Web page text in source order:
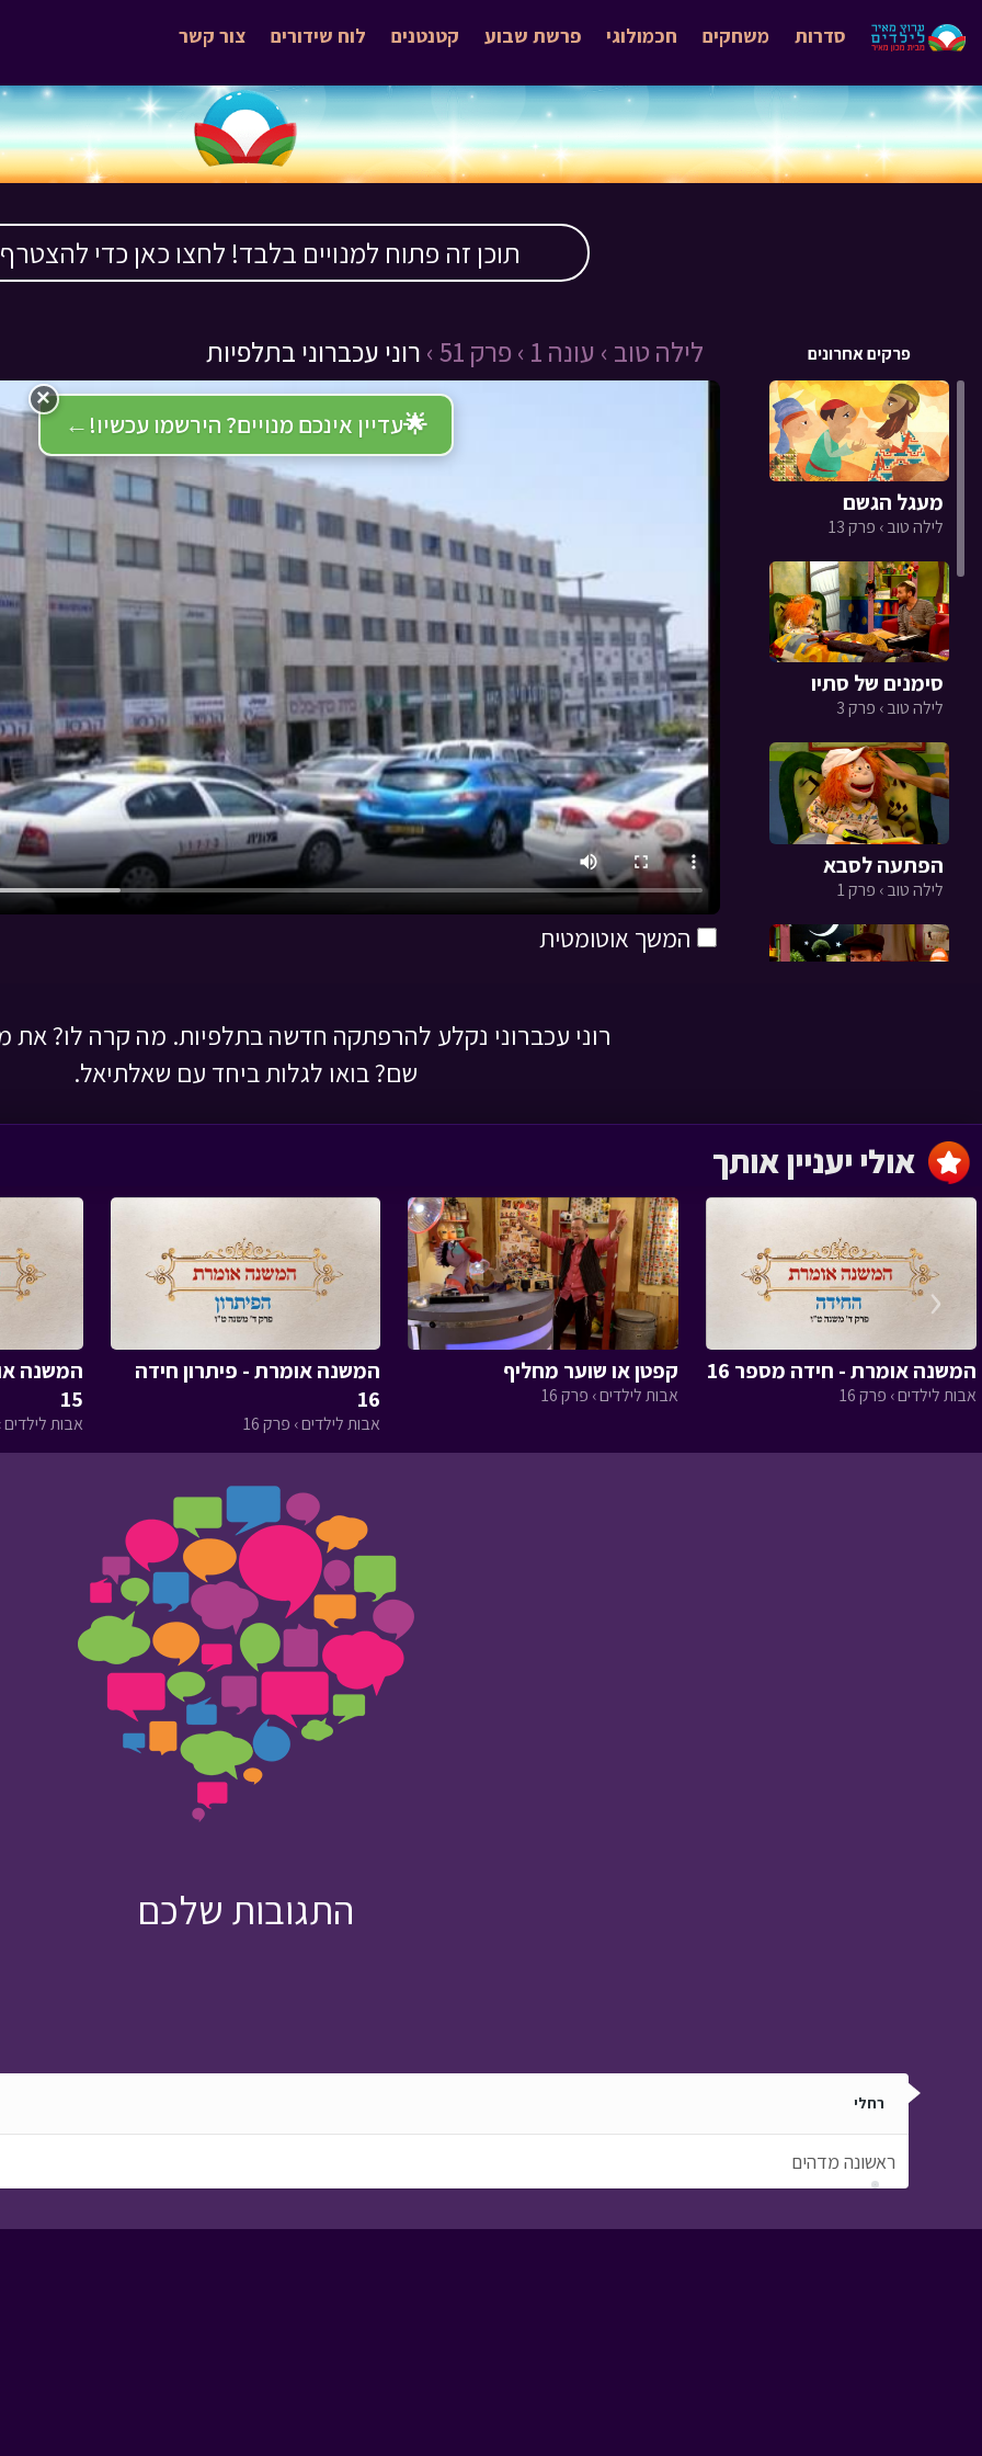
צור קשר לוח שידורים קטנטנים פרשת שבוע חכמולוגי משחקים סדרות
תוכן זה פתוח למנויים בלבד! לחצו כאן כדי להצטרף
לילה טוב › עונה 1 › פרק 51 › רוני עכברוני בתלפיות פרקים אחרונים
🌟עדיין אינכם מנויים? הירשמו עכשיו! ←
×
המשך אוטומטית
מעגל הגשם
לילה טוב › פרק 13
סימנים של סתיו
לילה טוב › פרק 3
הפתעה לסבא
לילה טוב › פרק 1
מסעו של הזית
הגינה של טליה
רוני עכברוני נקלע להרפתקה חדשה בתלפיות. מה קרה לו? את
שם? בואו לגלות ביחד עם שאלתיאל.
המשנה אומרת - חידה מספר 16
אבות לילדים › פרק 16
קפטן או שוער מחליף
אבות לילדים › פרק 16
המשנה אומרת - פיתרון חידה
16
אבות לילדים › פרק 16
המשנה
15
אבות לילדים ›
‹
התגובות שלכם
רחלי
ראשונה מדהים